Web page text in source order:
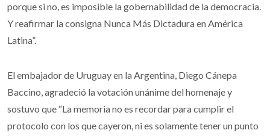
porque si no, es imposible la gobernabilidad de la democracia.
Y reafirmar la consigna Nunca Más Dictadura en América
Latina”.
El embajador de Uruguay en la Argentina, Diego Cánepa
Baccino, agradeció la votación unánime del homenaje y
sostuvo que “La memoria no es recordar para cumplir el
protocolo con los que cayeron, ni es solamente tener un punto